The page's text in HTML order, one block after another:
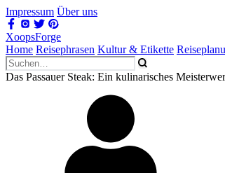
Impressum Über uns
XoopsForge
Home Reisephrasen Kultur & Etikette
Das Passauer Steak: Ein kulinarisches